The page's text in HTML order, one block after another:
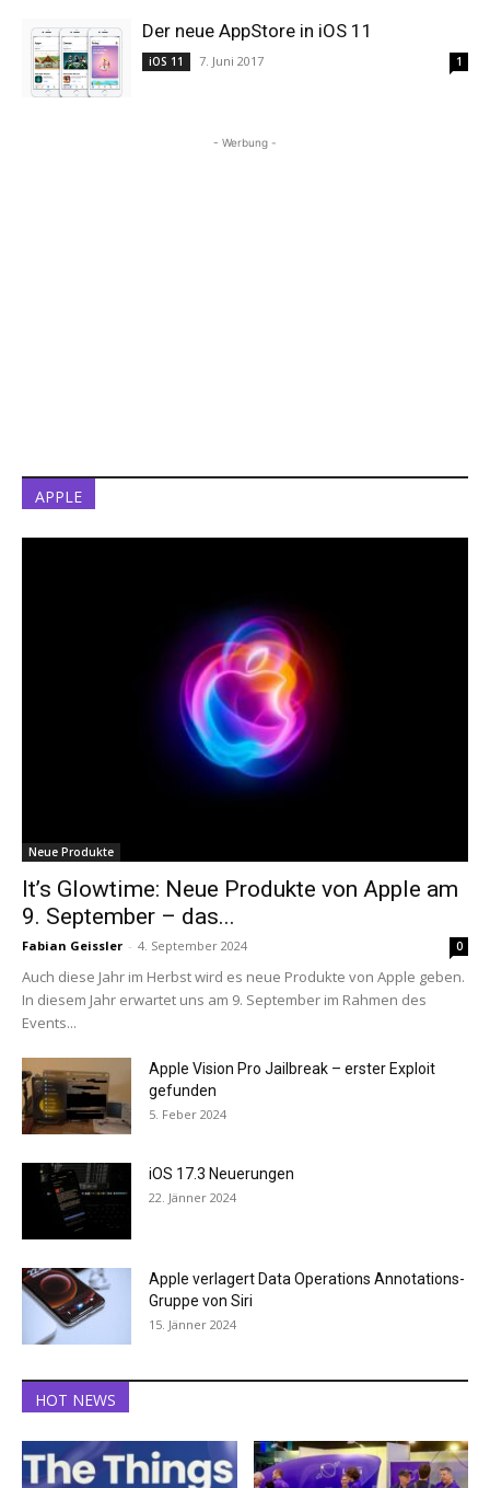
Der neue AppStore in iOS 11
iOS 11 7. Juni 2017 1
- Werbung -
APPLE
Neue Produkte
It’s Glowtime: Neue Produkte von Apple am
9. September – das...
Fabian Geissler - 4. September 2024 0
Auch diese Jahr im Herbst wird es neue Produkte von Apple geben.
In diesem Jahr erwartet uns am 9. September im Rahmen des
Events...
Apple Vision Pro Jailbreak – erster Exploit
gefunden
5. Feber 2024
iOS 17.3 Neuerungen
22. Jänner 2024
Apple verlagert Data Operations Annotations-
Gruppe von Siri
15. Jänner 2024
HOT NEWS